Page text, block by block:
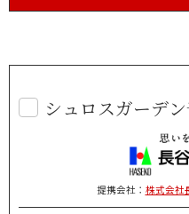
シュロスガーデ
提携会社： 株式会社